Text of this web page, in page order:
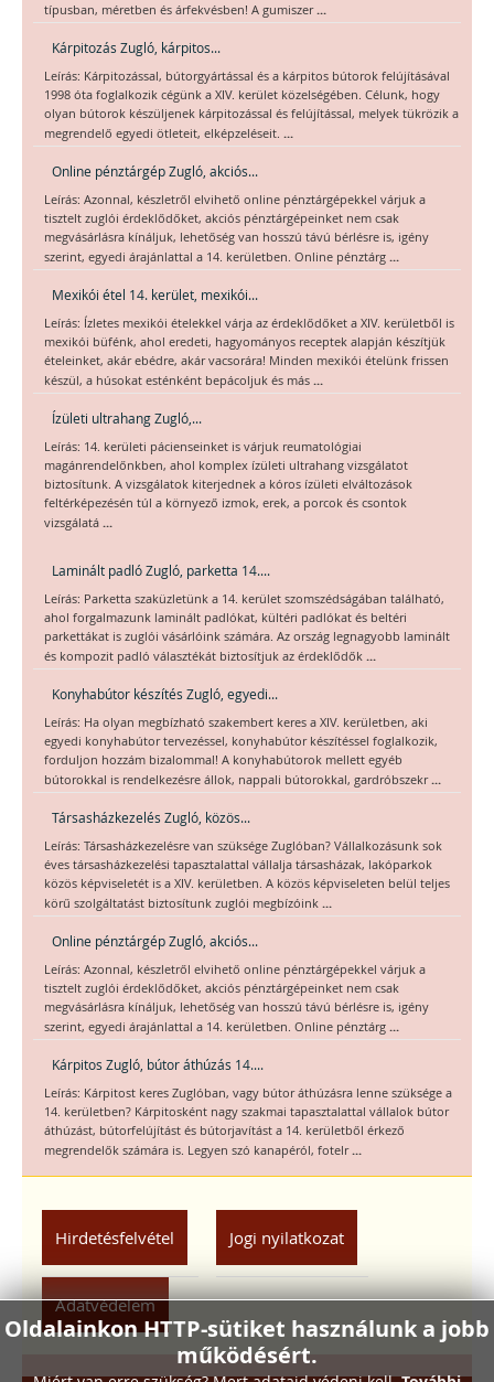
típusban, méretben és árfekvésben! A gumiszer...
Kárpitozás Zugló, kárpitos...
Leírás: Kárpitozással, bútorgyártással és a kárpitos bútorok felújításával
1998 óta foglalkozik cégünk a XIV. kerület közelségében. Célunk, hogy
olyan bútorok készüljenek kárpitozással és felújítással, melyek tükrözik a
megrendelő egyedi ötleteit, elképzeléseit. ...
Online pénztárgép Zugló, akciós...
Leírás: Azonnal, készletről elvihető online pénztárgépekkel várjuk a
tisztelt zuglói érdeklődőket, akciós pénztárgépeinket nem csak
megvásárlásra kínáljuk, lehetőség van hosszú távú bérlésre is, igény
szerint, egyedi árajánlattal a 14. kerületben. Online pénztárg ...
Mexikói étel 14. kerület, mexikói...
Leírás: Ízletes mexikói ételekkel várja az érdeklődőket a XIV. kerületből is
mexikói büfénk, ahol eredeti, hagyományos receptek alapján készítjük
ételeinket, akár ebédre, akár vacsorára! Minden mexikói ételünk frissen
készül, a húsokat esténként bepácoljuk és más ...
Ízületi ultrahang Zugló,...
Leírás: 14. kerületi pácienseinket is várjuk reumatológiai
magánrendelőnkben, ahol komplex ízületi ultrahang vizsgálatot
biztosítunk. A vizsgálatok kiterjednek a kóros ízületi elváltozások
feltérképezésén túl a környező izmok, erek, a porcok és csontok
vizsgálatá ...
Laminált padló Zugló, parketta 14....
Leírás: Parketta szaküzletünk a 14. kerület szomszédságában található,
ahol forgalmazunk laminált padlókat, kültéri padlókat és beltéri
parkettákat is zuglói vásárlóink számára. Az ország legnagyobb laminált
és kompozit padló választékát biztosítjuk az érdeklődők ...
Konyhabútor készítés Zugló, egyedi...
Leírás: Ha olyan megbízható szakembert keres a XIV. kerületben, aki
egyedi konyhabútor tervezéssel, konyhabútor készítéssel foglalkozik,
forduljon hozzám bizalommal! A konyhabútorok mellett egyéb
bútorokkal is rendelkezésre állok, nappali bútorokkal, gardróbszekr...
Társasházkezelés Zugló, közös...
Leírás: Társasházkezelésre van szüksége Zuglóban? Vállalkozásunk sok
éves társasházkezelési tapasztalattal vállalja társasházak, lakóparkok
közös képviseletét is a XIV. kerületben. A közös képviseleten belül teljes
körű szolgáltatást biztosítunk zuglói megbízóink ...
Online pénztárgép Zugló, akciós...
Leírás: Azonnal, készletről elvihető online pénztárgépekkel várjuk a
tisztelt zuglói érdeklődőket, akciós pénztárgépeinket nem csak
megvásárlásra kínáljuk, lehetőség van hosszú távú bérlésre is, igény
szerint, egyedi árajánlattal a 14. kerületben. Online pénztárg ...
Kárpitos Zugló, bútor áthúzás 14....
Leírás: Kárpitost keres Zuglóban, vagy bútor áthúzásra lenne szüksége a
14. kerületben? Kárpitosként nagy szakmai tapasztalattal vállalok bútor
áthúzást, bútorfelújítást és bútorjavítást a 14. kerületből érkező
megrendelők számára is. Legyen szó kanapéról, fotelr...
Hirdetésfelvétel Jogi nyilatkozat
Adatvédelem
Oldalainkon HTTP-sütiket használunk a jobb
működésért.